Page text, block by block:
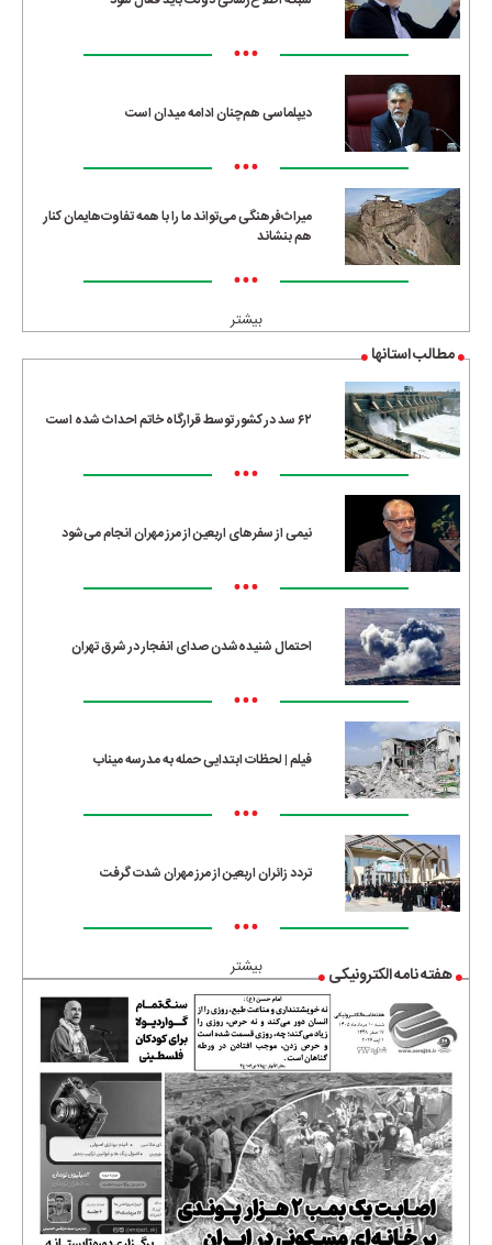
•••
دیپلماسی هم‌چنان ادامه میدان است
•••
میراث‌فرهنگی می‌تواند ما را با همه تفاوت‌هایمان کنار
هم بنشاند
•••
بیشتر
مطالب استانها
۶۲ سد در کشور توسط قرارگاه خاتم احداث شده است
•••
نیمی از سفرهای اربعین از مرز مهران انجام می‌شود
•••
احتمال شنیده‌شدن صدای انفجار در شرق تهران
•••
فیلم | لحظات ابتدایی حمله به مدرسه میناب
•••
تردد زائران اربعین از مرز مهران شدت گرفت
•••
بیشتر هفته نامه الکترونیکی